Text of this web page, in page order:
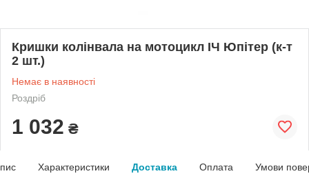
Кришки колінвала на мотоцикл ІЧ Юпітер (к-т
2 шт.)
Немає в наявності
Роздріб
1 032 ₴
Характеристики Доставка Оплата Умови